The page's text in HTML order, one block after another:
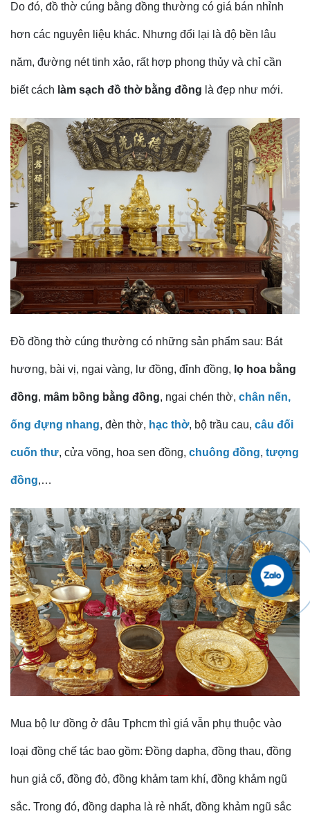
Do đó, đồ thờ cúng bằng đồng thường có giá bán nhỉnh
hơn các nguyên liệu khác. Nhưng đổi lại là độ bền lâu
năm, đường nét tinh xảo, rất hợp phong thủy và chỉ cần
biết cách làm sạch đồ thờ bằng đồng là đẹp như mới.
Đồ đồng thờ cúng thường có những sản phẩm sau: Bát
hương, bài vị, ngai vàng, lư đồng, đỉnh đồng, lọ hoa bằng
đồng, mâm bồng bằng đồng, ngai chén thờ, chân nến,
ống đựng nhang, đèn thờ, hạc thờ, bộ trầu cau, câu đối
cuốn thư, cửa võng, hoa sen đồng, chuông đồng, tượng
đồng,…
Mua bộ lư đồng ở đâu Tphcm thì giá vẫn phụ thuộc vào
loại đồng chế tác bao gồm: Đồng dapha, đồng thau, đồng
hun giả cổ, đồng đỏ, đồng khảm tam khí, đồng khảm ngũ
sắc. Trong đó, đồng dapha là rẻ nhất, đồng khảm ngũ sắc